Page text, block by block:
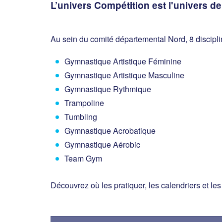
L’univers Compétition est l'univers
Au sein du comité départemental Nord, 8
Gymnastique Artistique Féminine
Gymnastique Artistique Masculine
Gymnastique Rythmique
Trampoline
Tumbling
Gymnastique Acrobatique
Gymnastique Aérobic
Team Gym
Découvrez où les pratiquer, les calendriers et